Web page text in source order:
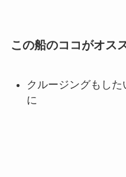
この船のココがオス
クルージングもし
に